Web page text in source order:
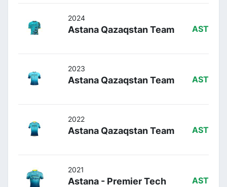
2024
Astana Qazaqstan Team AST
2023
Astana Qazaqstan Team AST
2022
Astana Qazaqstan Team AST
2021
Astana - Premier Tech AST